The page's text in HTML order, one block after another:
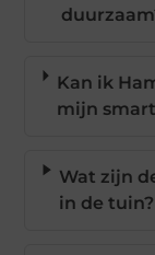
Kan ik
mijn
Wat zijn
in de tuin?